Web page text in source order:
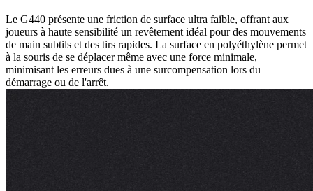
Le G440 présente une friction de surface ultra faible, offrant aux
joueurs à haute sensibilité un revêtement idéal pour des mouvements
de main subtils et des tirs rapides. La surface en polyéthylène permet
à la souris de se déplacer même avec une force minimale,
minimisant les erreurs dues à une surcompensation lors du
démarrage ou de l'arrêt.